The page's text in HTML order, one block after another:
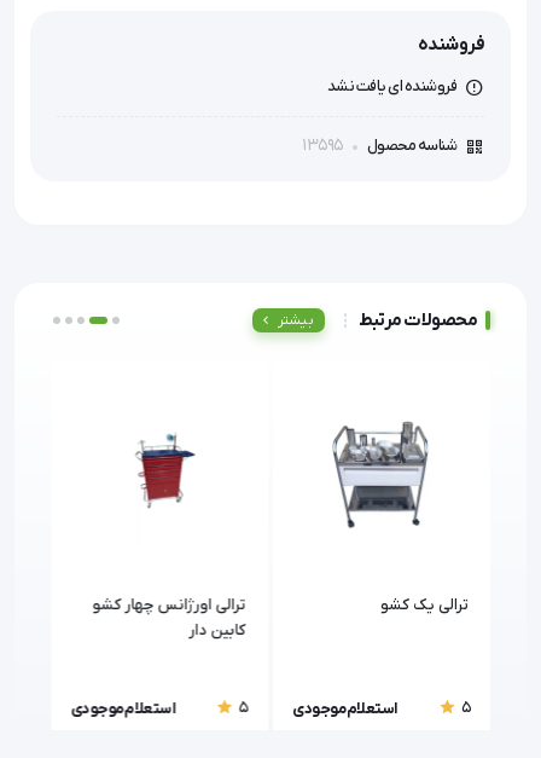
فروشنده
فروشنده ای یافت نشد
شناسه محصول 13595
محصولات مرتبط بیشتر
ترالی یک کشو
5 استعلام موجودی
ترالی اورژانس چهار کشو
کابین دار
5 استعلام موجودی